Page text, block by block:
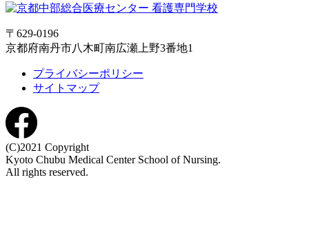
〒629-0196
京都府南丹市八木町南広瀬上野3番地1
プライバシーポリシー
サイトマップ
(C)2021 Copyright
Kyoto Chubu Medical Center School of Nursing.
All rights reserved.